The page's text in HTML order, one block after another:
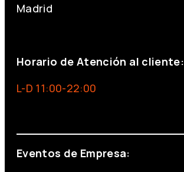
Madrid
Horario de Atención al cliente:
L-D 11:00-22:00
Eventos de Empresa: